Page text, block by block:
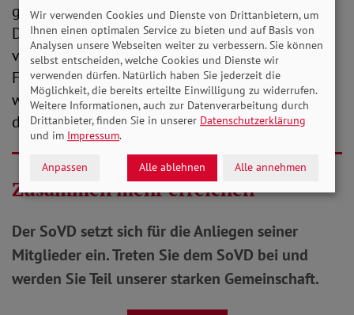
gute Rentenpolitik verhindert werden kann.
Dazu braucht es ein garantiertes Rentenniveau
von 53 Prozent und eine auskömmliche
Finanzierung der Rentenversicherung. Modelle,
wie die kürzlich vorgestellteAktienrente, sieht
der Verband kritisch.
Zusammen mehr erreichen
Der SoVD setzt sich für die Anliegen seiner
Mitglieder ein. Treten Sie dem SoVD bei und
werden Sie Teil unserer starken Gemeinschaft.
Wir verwenden Cookies und Dienste von Drittanbietern, um
Ihnen einen optimalen Service zu bieten und auf Basis von
Analysen unsere Webseiten weiter zu verbessern. Sie können
selbst entscheiden, welche Cookies und Dienste wir
verwenden dürfen. Natürlich haben Sie jederzeit die
Möglichkeit, die bereits erteilte Einwilligung zu widerrufen.
Weitere Informationen, auch zur Datenverarbeitung durch
Drittanbieter, finden Sie in unserer Datenschutzerklärung
und im Impressum.
Anpassen Alle ablehnen Alle annehmen